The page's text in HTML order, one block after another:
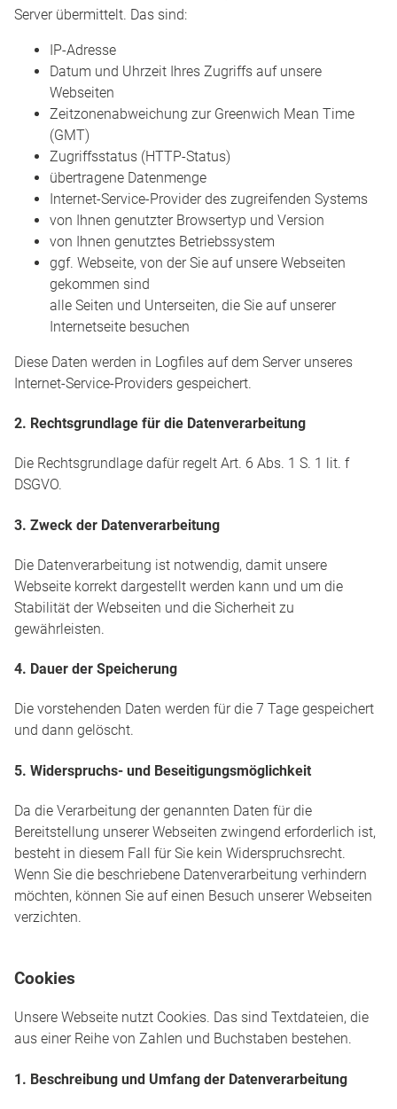
Server übermittelt. Das sind:
IP-Adresse
Datum und Uhrzeit Ihres Zugriffs auf unsere
Webseiten
Zeitzonenabweichung zur Greenwich Mean Time
(GMT)
Zugriffsstatus (HTTP-Status)
übertragene Datenmenge
Internet-Service-Provider des zugreifenden Systems
von Ihnen genutzter Browsertyp und Version
von Ihnen genutztes Betriebssystem
ggf. Webseite, von der Sie auf unsere Webseiten
gekommen sind
alle Seiten und Unterseiten, die Sie auf unserer
Internetseite besuchen
Diese Daten werden in Logfiles auf dem Server unseres
Internet-Service-Providers gespeichert.
2. Rechtsgrundlage für die Datenverarbeitung
Die Rechtsgrundlage dafür regelt Art. 6 Abs. 1 S. 1 lit. f
DSGVO.
3. Zweck der Datenverarbeitung
Die Datenverarbeitung ist notwendig, damit unsere
Webseite korrekt dargestellt werden kann und um die
Stabilität der Webseiten und die Sicherheit zu
gewährleisten.
4. Dauer der Speicherung
Die vorstehenden Daten werden für die 7 Tage gespeichert
und dann gelöscht.
5. Widerspruchs- und Beseitigungsmöglichkeit
Da die Verarbeitung der genannten Daten für die
Bereitstellung unserer Webseiten zwingend erforderlich ist,
besteht in diesem Fall für Sie kein Widerspruchsrecht.
Wenn Sie die beschriebene Datenverarbeitung verhindern
möchten, können Sie auf einen Besuch unserer Webseiten
verzichten.
Cookies
Unsere Webseite nutzt Cookies. Das sind Textdateien, die
aus einer Reihe von Zahlen und Buchstaben bestehen.
1. Beschreibung und Umfang der Datenverarbeitung